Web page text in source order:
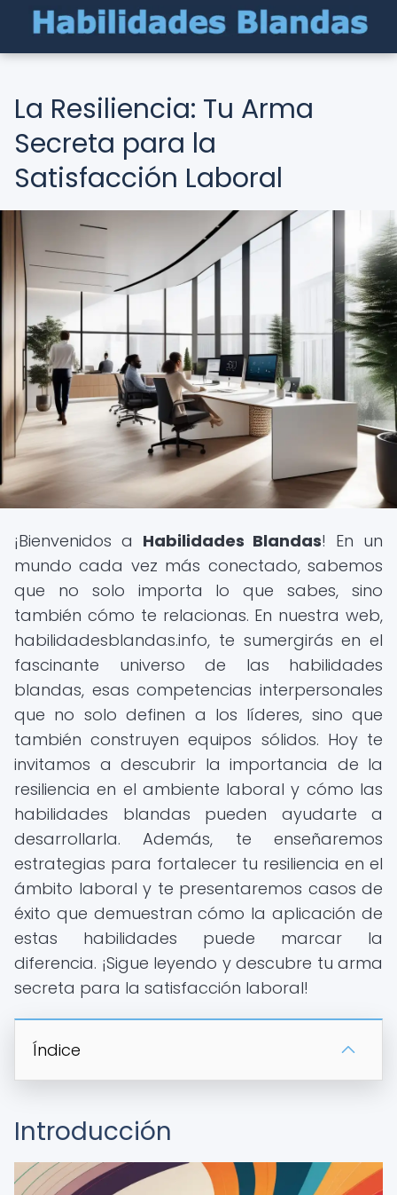
La Resiliencia: Tu Arma
Secreta para la
Satisfacción Laboral
¡Bienvenidos a Habilidades Blandas! En un
mundo cada vez más conectado, sabemos
que no solo importa lo que sabes, sino
también cómo te relacionas. En nuestra web,
habilidadesblandas.info, te sumergirás en el
fascinante universo de las habilidades
blandas, esas competencias interpersonales
que no solo definen a los líderes, sino que
también construyen equipos sólidos. Hoy te
invitamos a descubrir la importancia de la
resiliencia en el ambiente laboral y cómo las
habilidades blandas pueden ayudarte a
desarrollarla. Además, te enseñaremos
estrategias para fortalecer tu resiliencia en el
ámbito laboral y te presentaremos casos de
éxito que demuestran cómo la aplicación de
estas habilidades puede marcar la
diferencia. ¡Sigue leyendo y descubre tu arma
secreta para la satisfacción laboral!
Índice
Introducción